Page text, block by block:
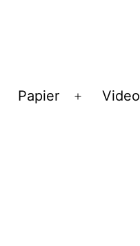
Menü
Papier
Menü
Video